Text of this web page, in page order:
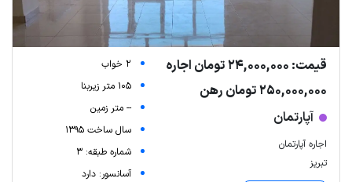
قیمت: 24,000,000 تومان اجاره
250,000,000 تومان رهن
آپارتمان
اجاره آپارتمان
تبریز
2 خواب
105 متر زیربنا
-- متر زمین
سال ساخت 1395
شماره طبقه: 3
آسانسور: دارد